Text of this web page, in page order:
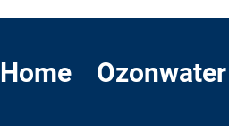
Home Ozonwater